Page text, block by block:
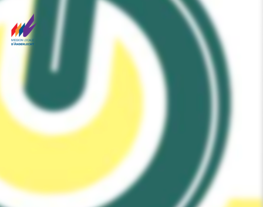
Panneau de gestion des cookies